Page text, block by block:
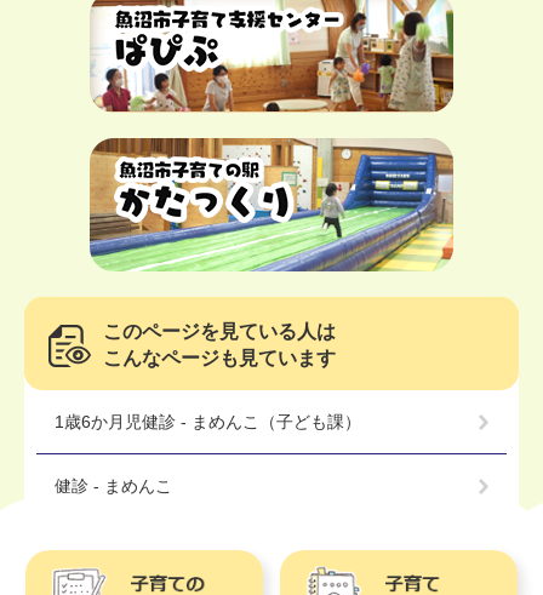
このページを見ている人は
こんなページも見ています
1歳6か月児健診 - まめんこ（子ども課）
健診 - まめんこ